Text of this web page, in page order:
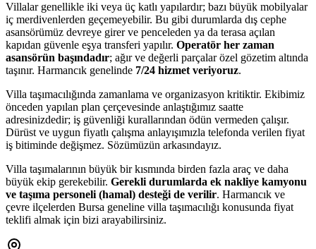
Villalar genellikle iki veya üç katlı yapılardır; bazı büyük mobilyalar
iç merdivenlerden geçemeyebilir. Bu gibi durumlarda dış cephe
asansörümüz devreye girer ve penceleden ya da terasa açılan
kapıdan güvenle eşya transferi yapılır. Operatör her zaman
asansörün başındadır; ağır ve değerli parçalar özel gözetim altında
taşınır. Harmancık genelinde 7/24 hizmet veriyoruz.
Villa taşımacılığında zamanlama ve organizasyon kritiktir. Ekibimiz
önceden yapılan plan çerçevesinde anlaştığımız saatte
adresinizdedir; iş güvenliği kurallarından ödün vermeden çalışır.
Dürüst ve uygun fiyatlı çalışma anlayışımızla telefonda verilen fiyat
iş bitiminde değişmez. Sözümüzün arkasındayız.
Villa taşımalarının büyük bir kısmında birden fazla araç ve daha
büyük ekip gerekebilir. Gerekli durumlarda ek nakliye kamyonu
ve taşıma personeli (hamal) desteği de verilir. Harmancık ve
çevre ilçelerden Bursa geneline villa taşımacılığı konusunda fiyat
teklifi almak için bizi arayabilirsiniz.